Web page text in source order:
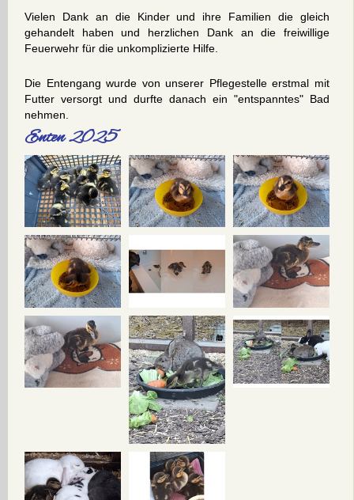
Vielen Dank an die Kinder und ihre Familien die gleich
gehandelt haben und herzlichen Dank an die freiwillige
Feuerwehr für die unkomplizierte Hilfe.
Die Entengang wurde von unserer Pflegestelle erstmal mit
Futter versorgt und durfte danach ein "entspanntes" Bad
nehmen.
Enten 2025